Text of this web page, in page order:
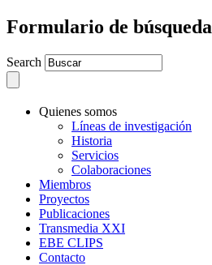
Formulario de búsqueda
Search
Quienes somos
Líneas de investigación
Historia
Servicios
Colaboraciones
Miembros
Proyectos
Publicaciones
Transmedia XXI
EBE CLIPS
Contacto